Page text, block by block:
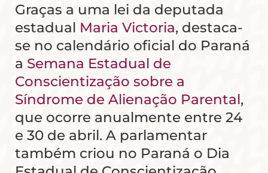
Graças a uma lei da deputada
estadual Maria Victoria, destaca-
se no calendário oficial do Paraná
a Semana Estadual de
Conscientização sobre a
Síndrome de Alienação Parental,
que ocorre anualmente entre 24
e 30 de abril. A parlamentar
também criou no Paraná o Dia